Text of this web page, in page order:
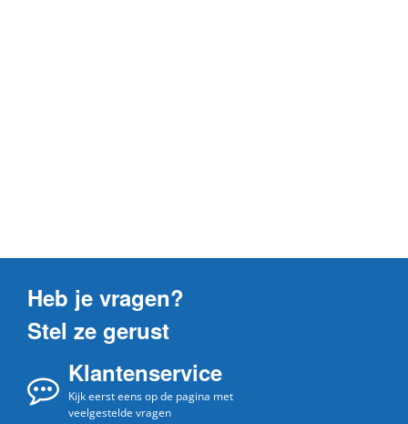
Heb je vragen?
Stel ze gerust
Klantenservice
Kijk eerst eens op de pagina met
veelgestelde vragen